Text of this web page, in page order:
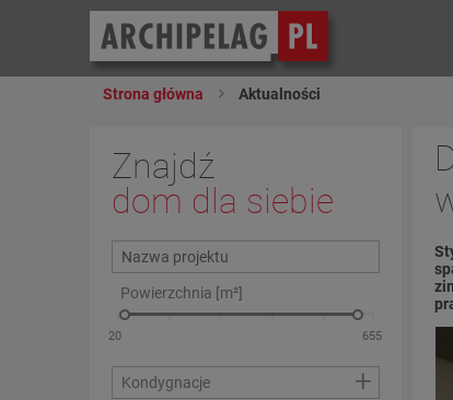
Strona główna Aktualności
Znajdź
dom dla siebie
Powierzchnia [m²]
Kondygnacje +